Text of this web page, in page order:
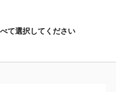
て選択してください